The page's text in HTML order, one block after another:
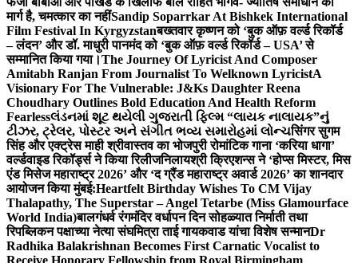
मार्ग है, चमत्कार का नहींSandip Soparrkar At Bishkek International
Film Festival In Kyrgyzstanबख्तवार कृष्णन को ‘बुक ऑफ़ वर्ल्ड रिकॉर्ड
– लंदन’ और डॉ. माधुरी पानमंद को ‘बुक ऑफ़ वर्ल्ड रिकॉर्ड – USA’ से
सम्मानित किया गया।The Journey Of Lyricist And Composer
Amitabh Ranjan From Journalist To Welknown LyricistA
Visionary For The Vulnerable: J&Ks Daughter Reena
Choudhary Outlines Bold Education And Health Reform
Fearlessલંડનમાં શૂટ થયેલી ગુજરાતી ફિલ્મ “લાયક નાલાયક”નું
ટીઝર, ટ્રેલર, પોસ્ટર અને સંગીત ભવ્ય સમારોહમાં લોન્ચसिंगर सुगम
सिंह और एक्ट्रेस माही श्रीवास्तव का भोजपुरी रोमांटिक गाना ‘करिया धागा’
वर्ल्डवाइड रिकॉर्ड्स ने किया रिलीजनिलायश्री क्रिएशन्स ने ‘होप्स मिस्टर, मिस
एंड मिसेज महाराष्ट्र 2026’ और ‘द ग्रैंड महाराष्ट्र अवार्ड 2026’ का शानदार
आयोजन किया मुंबई:Heartfelt Birthday Wishes To CM Vijay
Thalapathy, The Superstar – Angel Tetarbe (Miss Glamourface
World India)बालगंधर्व रंगमंदिर वर्धापन दिन सोहळ्यात निर्माती तथा
रिपब्लिकन पक्षाच्या नेत्या संघमित्रा ताई गायकवाड यांचा विशेष सन्मानDr
Radhika Balakrishnan Becomes First Carnatic Vocalist to